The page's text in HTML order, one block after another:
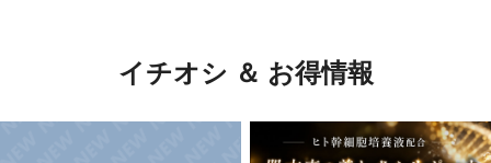
イチオシ ＆ お得情報